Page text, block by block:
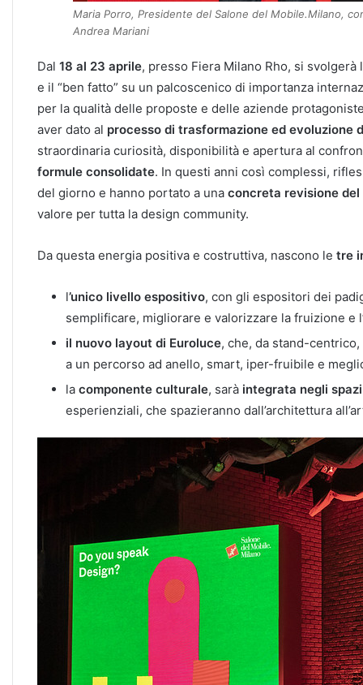
Maria Porro, Presidente del Salone del Mobile.Milano,
Andrea Mariani
Dal 18 al 23 aprile, presso Fiera Milano Rho, si svolgerà
e il “ben fatto” su un palcoscenico di importanza
per la qualità delle proposte e delle aziende
aver dato al processo di trasformazione ed evoluzione
straordinaria curiosità, disponibilità e apertura al
formule consolidate. In questi anni così complessi,
del giorno e hanno portato a una concreta revisione
valore per tutta la design community.
Da questa energia positiva e costruttiva, nascono le tre
l’unico livello espositivo, con gli espositori dei
semplificare, migliorare e valorizzare la fruizione e
il nuovo layout di Euroluce, che, da stand-
a un percorso ad anello, smart, iper-fruibile e
la componente culturale, sarà integrata negli
esperienziali, che spazieranno dall’architettura